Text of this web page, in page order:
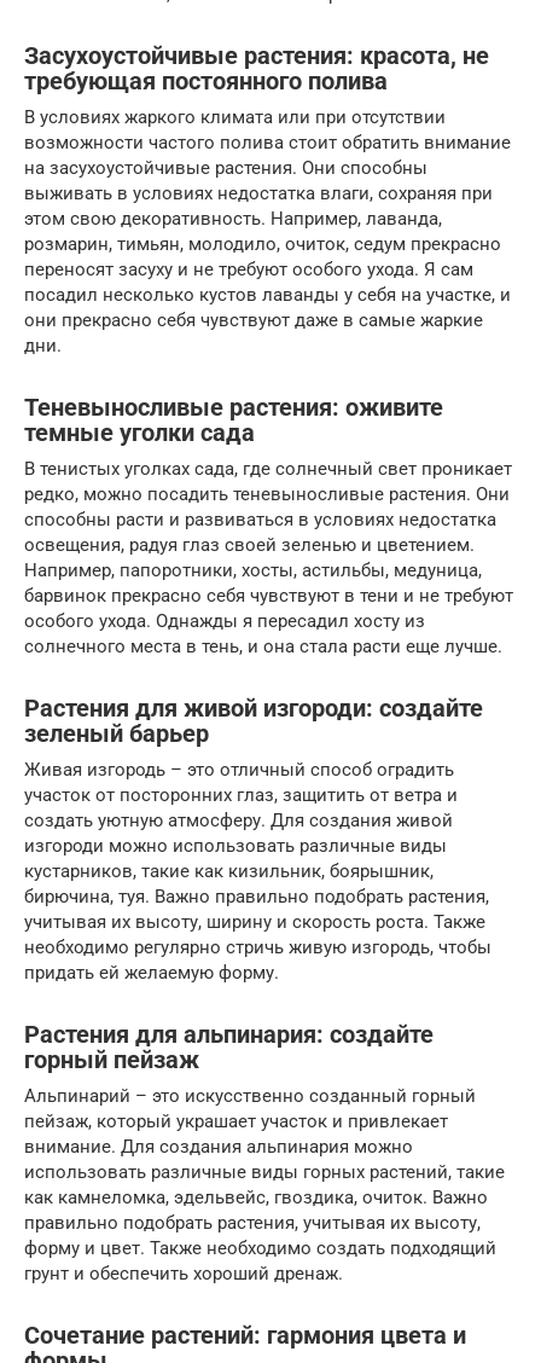
Засухоустойчивые растения: красота, не
требующая постоянного полива
В условиях жаркого климата или при отсутствии
возможности частого полива стоит обратить внимание
на засухоустойчивые растения. Они способны
выживать в условиях недостатка влаги, сохраняя при
этом свою декоративность. Например, лаванда,
розмарин, тимьян, молодило, очиток, седум прекрасно
переносят засуху и не требуют особого ухода. Я сам
посадил несколько кустов лаванды у себя на участке, и
они прекрасно себя чувствуют даже в самые жаркие
дни.
Теневыносливые растения: оживите
темные уголки сада
В тенистых уголках сада, где солнечный свет проникает
редко, можно посадить теневыносливые растения. Они
способны расти и развиваться в условиях недостатка
освещения, радуя глаз своей зеленью и цветением.
Например, папоротники, хосты, астильбы, медуница,
барвинок прекрасно себя чувствуют в тени и не требуют
особого ухода. Однажды я пересадил хосту из
солнечного места в тень, и она стала расти еще лучше.
Растения для живой изгороди: создайте
зеленый барьер
Живая изгородь – это отличный способ оградить
участок от посторонних глаз, защитить от ветра и
создать уютную атмосферу. Для создания живой
изгороди можно использовать различные виды
кустарников, такие как кизильник, боярышник,
бирючина, туя. Важно правильно подобрать растения,
учитывая их высоту, ширину и скорость роста. Также
необходимо регулярно стричь живую изгородь, чтобы
придать ей желаемую форму.
Растения для альпинария: создайте
горный пейзаж
Альпинарий – это искусственно созданный горный
пейзаж, который украшает участок и привлекает
внимание. Для создания альпинария можно
использовать различные виды горных растений, такие
как камнеломка, эдельвейс, гвоздика, очиток. Важно
правильно подобрать растения, учитывая их высоту,
форму и цвет. Также необходимо создать подходящий
грунт и обеспечить хороший дренаж.
Сочетание растений: гармония цвета и